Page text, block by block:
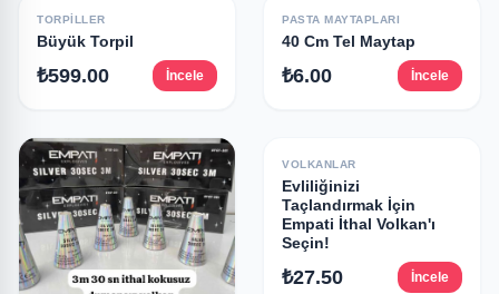
Konseptleri | Müşteri
Favorisi
₺1.00 İncele
TORPILLER
Büyük Torpil
₺599.00 İncele
PASTA MAYTAPLARI
40 Cm Tel Maytap
₺6.00 İncele
VOLKANLAR
Evliliğinizi
Taçlandırmak İçin
Empati İthal Volkan'ı
Seçin!
₺27.50 İncele